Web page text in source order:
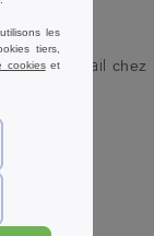
et au détail
chez
les
tiers,
cookieset